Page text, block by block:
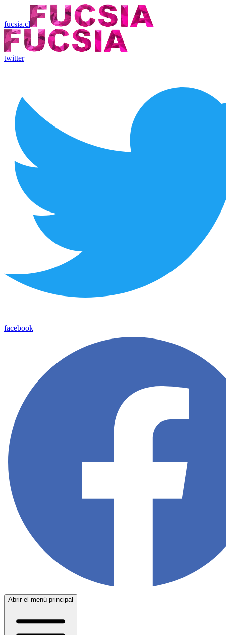
fucsia.cl
twitter
facebook
Abrir el menú principal